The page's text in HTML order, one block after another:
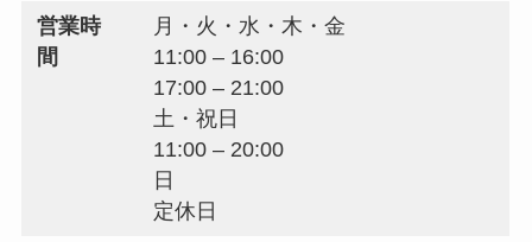
営業時
間
月・火・水・木・金
11:00 – 16:00
17:00 – 21:00
土・祝日
11:00 – 20:00
日
定休日